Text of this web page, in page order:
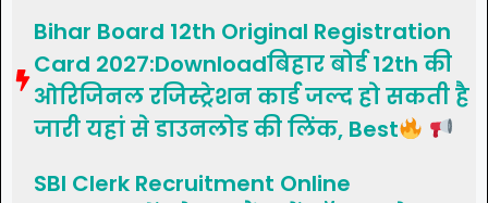
Bihar Board 12th Original Registration
Card 2027:Downloadबिहार बोर्ड 12th की
ओरिजिनल रजिस्ट्रेशन कार्ड जल्द हो सकती है
जारी यहां से डाउनलोड की लिंक, Best
SBI Clerk Recruitment Online